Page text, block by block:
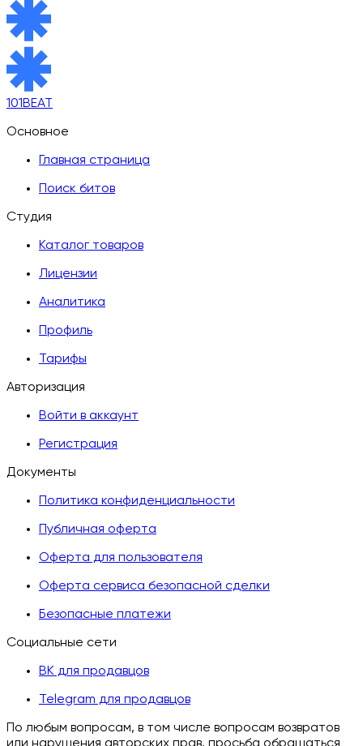
101BEAT
Основное
Главная страница
Поиск битов
Студия
Каталог товаров
Лицензии
Аналитика
Профиль
Тарифы
Авторизация
Войти в аккаунт
Регистрация
Документы
Политика конфиденциальности
Публичная оферта
Оферта для пользователя
Оферта сервиса безопасной сделки
Безопасные платежи
Социальные сети
ВК для продавцов
Telegram для продавцов
По любым вопросам, в том числе вопросам возвратов